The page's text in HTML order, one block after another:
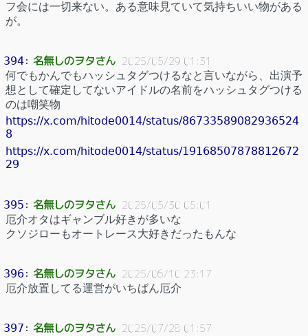
フ会には一切来ない。ある意味見ていて気持ちいい物がある
が。
394： 名無しのヲタさん 2025/05/29 01:31
何でもかんでもハッシュタグつけるなと言いながら、出演予
想として確定してないアイドルの名前をハッシュタグつける
のは嘲笑物
https://x.com/hitode0014/status/86733589082936524
8
https://x.com/hitode0014/status/19168507878812672
29
395 ： 名無しのヲタさん 2025/05/30 05:01
厄介オタはギャンブル好きが多いな
クソジローもオートレース大好きだったもんな
396： 名無しのヲタさん 2025/06/10 23:17
厄介放置してる運営がいちばん厄介
397 ： 名無しのヲタさん 2025/07/28 01:57